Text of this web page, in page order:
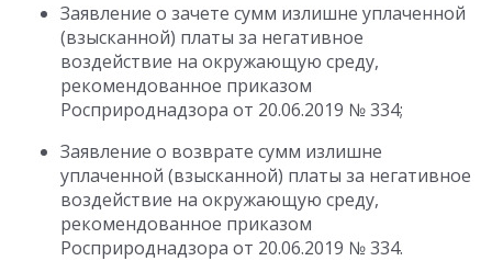
Заявление о зачете сумм излишне уплаченной
(взысканной) платы за негативное
воздействие на окружающую среду,
рекомендованное приказом
Росприроднадзора от 20.06.2019 № 334;
Заявление о возврате сумм излишне
уплаченной (взысканной) платы за негативное
воздействие на окружающую среду,
рекомендованное приказом
Росприроднадзора от 20.06.2019 № 334.